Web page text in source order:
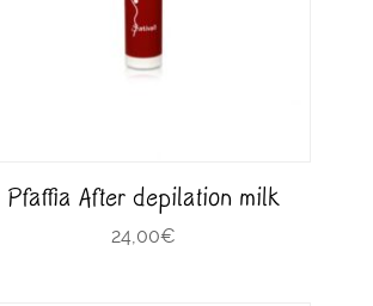
Pfaffia After depilation milk
24,00€